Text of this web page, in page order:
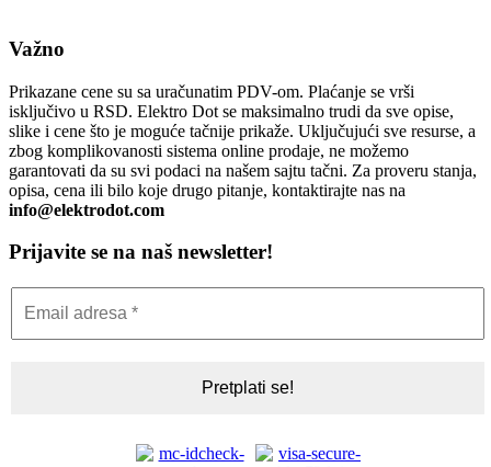
Važno
Prikazane cene su sa uračunatim PDV-om. Plaćanje se vrši
isključivo u RSD. Elektro Dot se maksimalno trudi da sve opise,
slike i cene što je moguće tačnije prikaže. Uključujući sve resurse, a
zbog komplikovanosti sistema online prodaje, ne možemo
garantovati da su svi podaci na našem sajtu tačni. Za proveru stanja,
opisa, cena ili bilo koje drugo pitanje, kontaktirajte nas na
info@elektrodot.com
Prijavite se na naš newsletter!